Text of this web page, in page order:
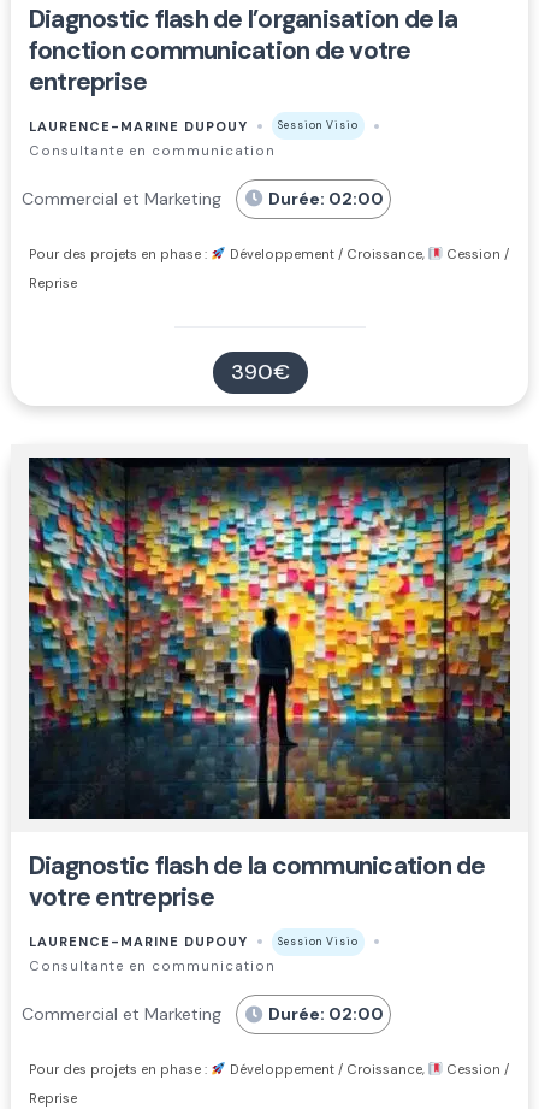
Diagnostic flash de l’organisation de la
fonction communication de votre
entreprise
LAURENCE-MARINE DUPOUY Session Visio
Consultante en communication
Commercial et Marketing Durée: 02:00
Pour des projets en phase : Développement / Croissance,
Cession /
Reprise
390€
Diagnostic flash de la communication de
votre entreprise
LAURENCE-MARINE DUPOUY Session Visio
Consultante en communication
Commercial et Marketing Durée: 02:00
Pour des projets en phase : Développement / Croissance,
Cession /
Reprise